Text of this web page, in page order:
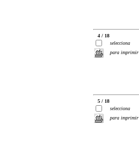
4 / 18
selecciona
para imprimir
5 / 18
selecciona
para imprimir